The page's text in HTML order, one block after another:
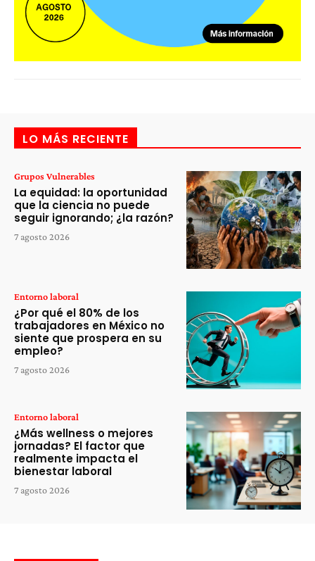
LO MÁS RECIENTE
Grupos Vulnerables
La equidad: la oportunidad
que la ciencia no puede
seguir ignorando; ¿la razón?
7 agosto 2026
Entorno laboral
¿Por qué el 80% de los
trabajadores en México no
siente que prospera en su
empleo?
7 agosto 2026
Entorno laboral
¿Más wellness o mejores
jornadas? El factor que
realmente impacta el
bienestar laboral
7 agosto 2026